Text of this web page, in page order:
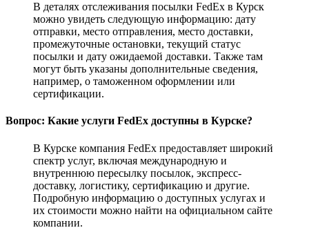
В деталях отслеживания посылки FedEx в Курск
можно увидеть следующую информацию: дату
отправки, место отправления, место доставки,
промежуточные остановки, текущий статус
посылки и дату ожидаемой доставки. Также там
могут быть указаны дополнительные сведения,
например, о таможенном оформлении или
сертификации.
Вопрос: Какие услуги FedEx доступны в Курске?
В Курске компания FedEx предоставляет широкий
спектр услуг, включая международную и
внутреннюю пересылку посылок, экспресс-
доставку, логистику, сертификацию и другие.
Подробную информацию о доступных услугах и
их стоимости можно найти на официальном сайте
компании.